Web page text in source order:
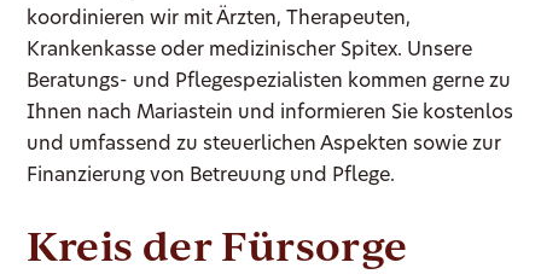
koordinieren wir mit Ärzten, Therapeuten,
Krankenkasse oder medizinischer Spitex. Unsere
Beratungs- und Pflegespezialisten kommen gerne zu
Ihnen nach Mariastein und informieren Sie kostenlos
und umfassend zu steuerlichen Aspekten sowie zur
Finanzierung von Betreuung und Pflege.
Kreis der Fürsorge